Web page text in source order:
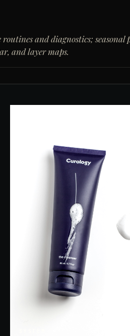
routines and diagnostics; seasonal
and layer maps.